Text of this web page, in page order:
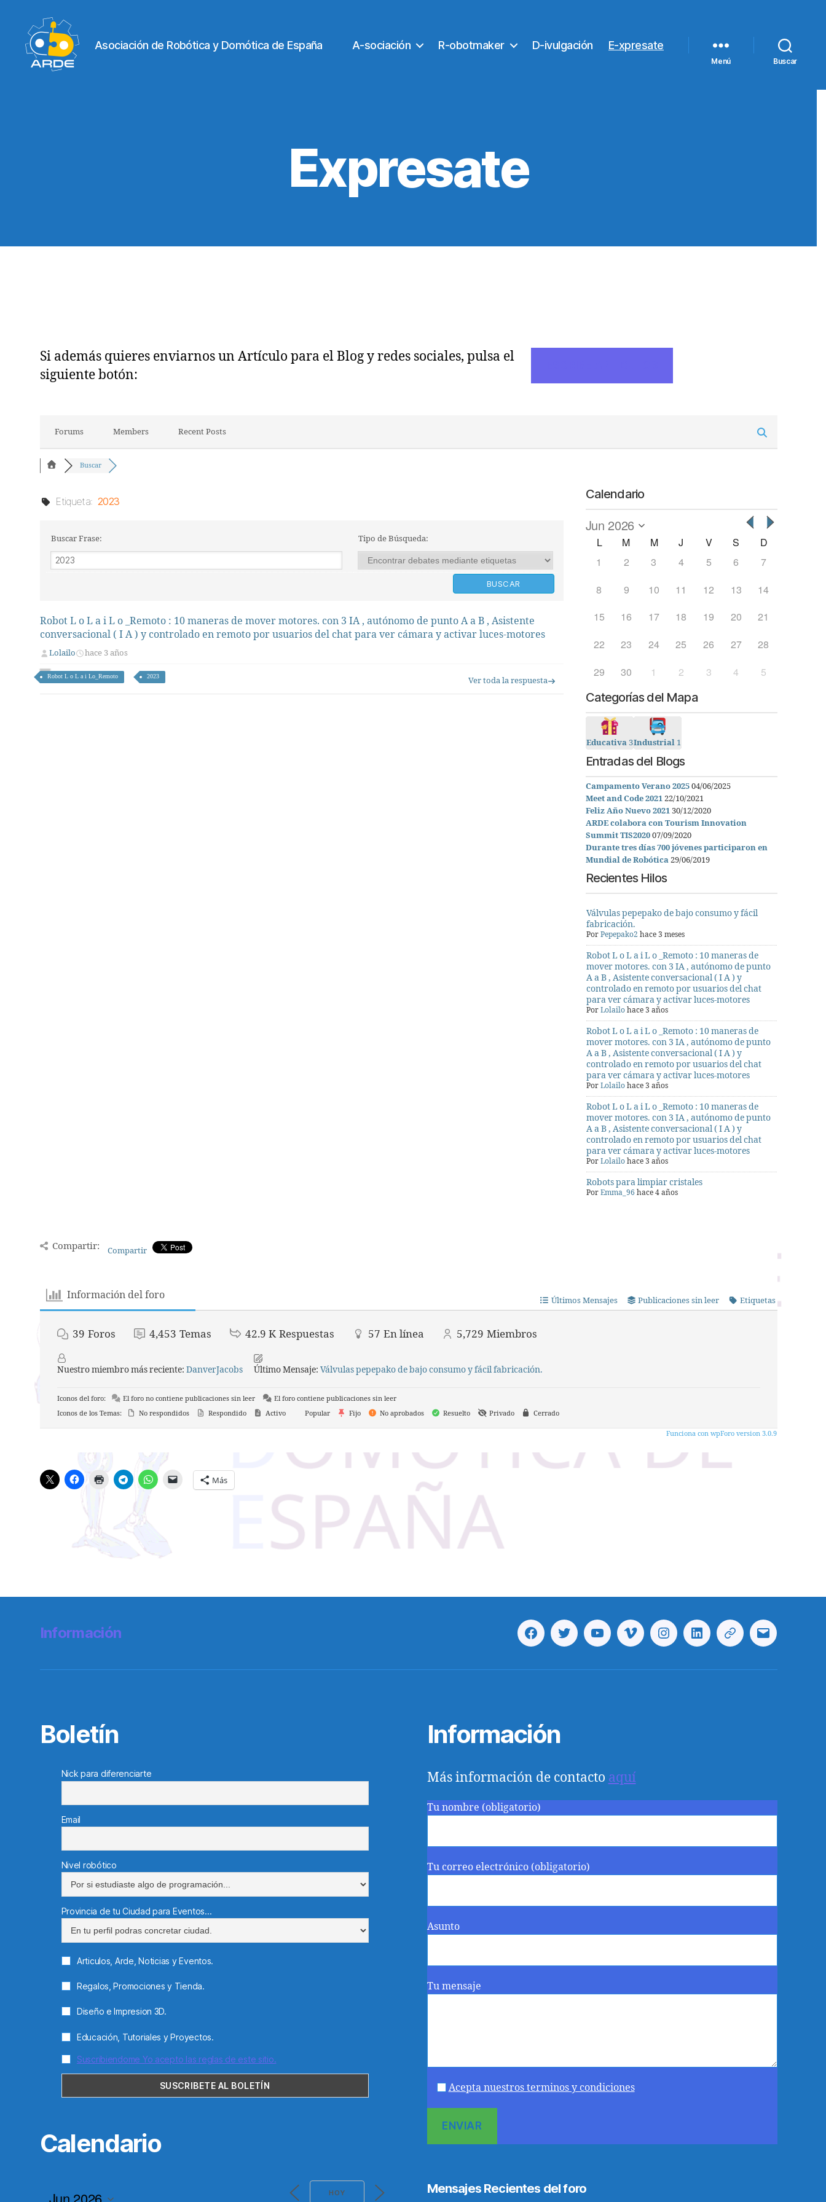
Asociación de Robótica y Domótica de España A-sociación R-obotmaker D-ivulgación E-xpresate
Menú Buscar
Expresate
Si además quieres enviarnos un Artículo para el Blog y redes sociales, pulsa el
siguiente botón:
Forums Members Recent Posts
Buscar
Etiqueta: 2023
Buscar Frase: Tipo de Búsqueda:
Robot L o L a i L o _Remoto : 10 maneras de mover motores. con 3 IA , autónomo de punto A a B , Asistente
conversacional ( I A ) y controlado en remoto por usuarios del chat para ver cámara y activar luces-motores
Lolailo hace 3 años
Robot L o L a i Lo_Remoto 2023 Ver toda la respuesta
Calendario
L M M J V S
D
1
2 3 4 5 6
7
8
9 10 11 12 13
14
15
16 17 18 19 20
21
22
23 24 25 26 27
28
29
30 1 2 3 4 5
Categorías del Mapa
Educativa3Industrial 1
Entradas del Blogs
Campamento Verano 2025 04/06/2025
Meet and Code 2021 22/10/2021
Feliz Año Nuevo 2021 30/12/2020
ARDE colabora con Tourism Innovation
Summit TIS2020 07/09/2020
Durante tres días 700 jóvenes participaron en
Mundial de Robótica 29/06/2019
Recientes Hilos
Válvulas pepepako de bajo consumo y fácil
fabricación.
Por Pepepako2 hace 3 meses
Robot L o L a i L o _Remoto : 10 maneras de
mover motores. con 3 IA , autónomo de punto
A a B , Asistente conversacional ( I A ) y
controlado en remoto por usuarios del chat
para ver cámara y activar luces-motores
Por Lolailo hace 3 años
Robot L o L a i L o _Remoto : 10 maneras de
mover motores. con 3 IA , autónomo de punto
A a B , Asistente conversacional ( I A ) y
controlado en remoto por usuarios del chat
para ver cámara y activar luces-motores
Por Lolailo hace 3 años
Robot L o L a i L o _Remoto : 10 maneras de
mover motores. con 3 IA , autónomo de punto
A a B , Asistente conversacional ( I A ) y
controlado en remoto por usuarios del chat
para ver cámara y activar luces-motores
Por Lolailo hace 3 años
Robots para limpiar cristales
Por Emma_96 hace 4 años
Compartir: Compartir
Información del foro Últimos Mensajes Publicaciones sin leer Etiquetas
39 Foros 4,453 Temas 42.9 K Respuestas 57 En línea 5,729 Miembros
Nuestro miembro más reciente: DanverJacobs Último Mensaje: Válvulas pepepako de bajo consumo y fácil fabricación.
Iconos del foro: El foro no contiene publicaciones sin leer
El foro contiene publicaciones sin leer
Iconos de los Temas:
No respondidos Respondido Activo Popular Fijo No aprobados Resuelto Privado Cerrado
Funciona con wpForo version 3.0.9
Más
Información FacebookTwitterYoutubeVimeoInstagramLinkedinTelegramCorreo
Boletín
Nick para diferenciarte
Email
Nivel robótico
Provincia de tu Ciudad para Eventos...
Articulos, Arde, Noticias y Eventos.
Regalos, Promociones y Tienda.
Diseño e Impresion 3D.
Educación, Tutoriales y Proyectos.
Suscribiendome Yo acepto las reglas de este sitio.
Calendario
HOY
Información
Más información de contacto aquí
Tu nombre (obligatorio)
Tu correo electrónico (obligatorio)
Asunto
Tu mensaje
Acepta nuestros terminos y condiciones
Mensajes Recientes del foro